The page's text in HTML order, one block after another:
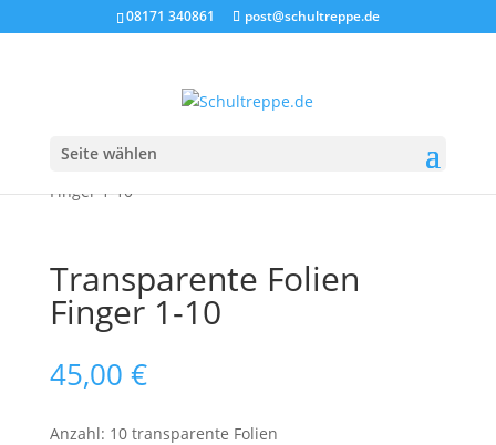
08171 340861 post@schultreppe.de
Seite wählen
Start/ Treppenfolie
Finger 1-10
Transparente Folien
Finger 1-10
45,00 €
Anzahl: 10 transparente Folien